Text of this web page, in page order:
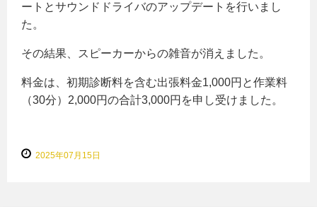
ートとサウンドドライバのアップデートを行いまし
た。
その結果、スピーカーからの雑音が消えました。
料金は、初期診断料を含む出張料金1,000円と作業料
（30分）2,000円の合計3,000円を申し受けました。
2025年07月15日